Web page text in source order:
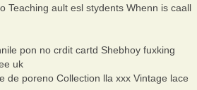
Teaching ault esl stydents Whenn is caall
pon no crdit cartd Shebhoy fuxking
uk
de poreno Collection lla xxx Vintage lace